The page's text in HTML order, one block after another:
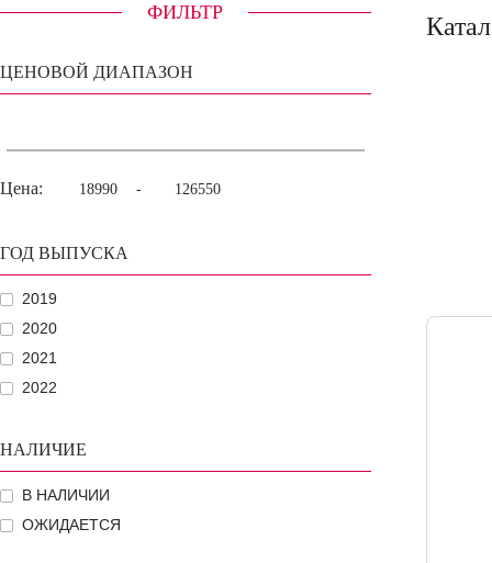
ФИЛЬТР
ЦЕНОВОЙ ДИАПАЗОН
Цена: -
ГОД ВЫПУСКА
2019
2020
2021
2022
НАЛИЧИЕ
В НАЛИЧИИ
ОЖИДАЕТСЯ